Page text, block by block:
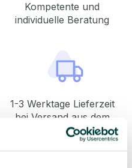
Kompetente und
individuelle Beratung
1-3 Werktage Lieferzeit
bei Versand aus dem
eigenen Lager